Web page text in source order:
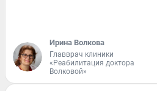
Ирина Волкова
Главврач клиники
«Реабилитация доктора
Волковой»